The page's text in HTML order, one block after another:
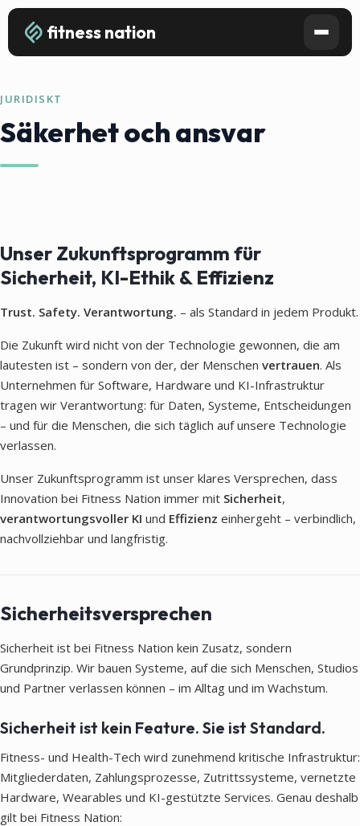
fitness nation
JURIDISKT
Säkerhet och ansvar
Unser Zukunftsprogramm für
Sicherheit, KI-Ethik & Effizienz
Trust. Safety. Verantwortung. – als Standard in jedem Produkt.
Die Zukunft wird nicht von der Technologie gewonnen, die am
lautesten ist – sondern von der, der Menschen vertrauen. Als
Unternehmen für Software, Hardware und KI-Infrastruktur
tragen wir Verantwortung: für Daten, Systeme, Entscheidungen
– und für die Menschen, die sich täglich auf unsere Technologie
verlassen.
Unser Zukunftsprogramm ist unser klares Versprechen, dass
Innovation bei Fitness Nation immer mit Sicherheit,
verantwortungsvoller KI und Effizienz einhergeht – verbindlich,
nachvollziehbar und langfristig.
Sicherheitsversprechen
Sicherheit ist bei Fitness Nation kein Zusatz, sondern
Grundprinzip. Wir bauen Systeme, auf die sich Menschen, Studios
und Partner verlassen können – im Alltag und im Wachstum.
Sicherheit ist kein Feature. Sie ist Standard.
Fitness- und Health-Tech wird zunehmend kritische Infrastruktur:
Mitgliederdaten, Zahlungsprozesse, Zutrittssysteme, vernetzte
Hardware, Wearables und KI-gestützte Services. Genau deshalb
gilt bei Fitness Nation: